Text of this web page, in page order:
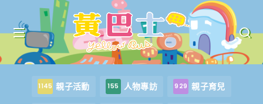
1145 親子活動 155 人物專訪 929 親子育兒